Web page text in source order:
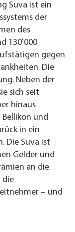
Suva ist ein
der
des
130'000
gegen
Die
Neben der
sich seit
hinaus
und
in ein
Die Suva ist
Gelder und
an die
die
– und